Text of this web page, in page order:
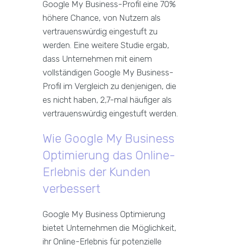
Google My Business-Profil eine 70%
höhere Chance, von Nutzern als
vertrauenswürdig eingestuft zu
werden. Eine weitere Studie ergab,
dass Unternehmen mit einem
vollständigen Google My Business-
Profil im Vergleich zu denjenigen, die
es nicht haben, 2,7-mal häufiger als
vertrauenswürdig eingestuft werden.
Wie Google My Business
Optimierung das Online-
Erlebnis der Kunden
verbessert
Google My Business Optimierung
bietet Unternehmen die Möglichkeit,
ihr Online-Erlebnis für potenzielle